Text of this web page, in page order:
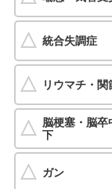
統合失調症
リウマチ・関
脳梗塞・脳卒
下
ガン